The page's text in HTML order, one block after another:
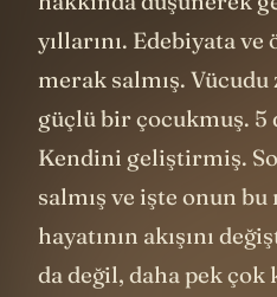
yıllarını. Edebiyata
merak salmış. Vücudu
güçlü bir çocukmuş. 5
Kendini geliştirmiş.
salmış ve işte onun bu
hayatının akışını
da değil, daha pek çok